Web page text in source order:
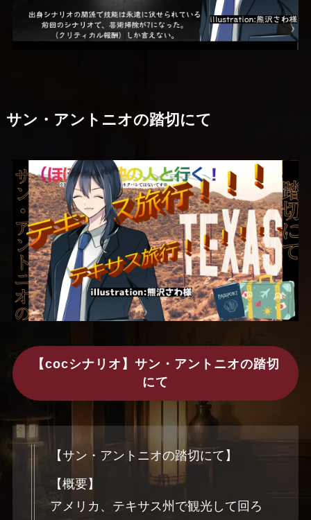
サン・アントニオの踏切にて
【cocシナリオ】サン・アントニオの踏切
にて
【サン・アントニオの踏切にて】
【概要】
アメリカ、テキサス州で観光して回ろ